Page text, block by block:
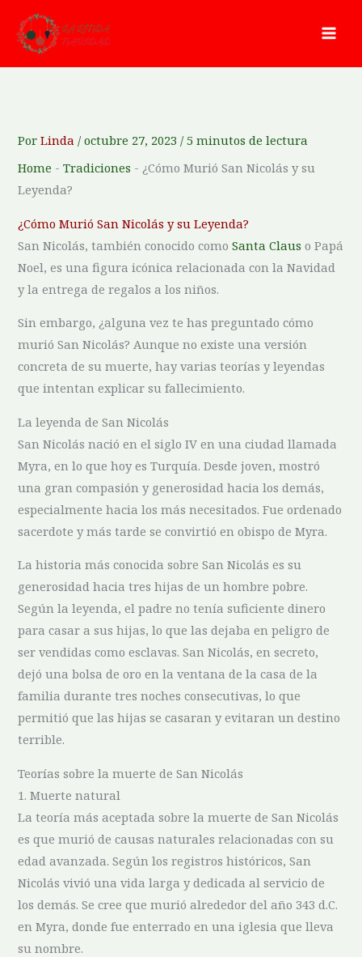
contenido
PorLinda /octubre 27, 2023 /5 minutos de lectura
Home -Tradiciones - ¿Cómo Murió San Nicolás y su
Leyenda?
¿Cómo Murió San Nicolás y su Leyenda?
San Nicolás, también ⁢conocido como​Santa Claus ⁤o Papá
Noel, es ⁤una‌ figura​ icónica relacionada con la Navidad
y​ la entrega de regalos⁤ a los niños.
Sin embargo, ¿alguna vez te has preguntado cómo
murió‍ San Nicolás? Aunque no existe una⁣ versión
concreta de​ su muerte, hay varias teorías y leyendas
que intentan explicar su fallecimiento.
La leyenda de⁢ San Nicolás
San Nicolás nació‌ en el siglo IV en una ciudad llamada
Myra, en lo que hoy es Turquía. Desde ⁤joven, mostró
una gran ⁤compasión y⁤ generosidad hacia⁣ los demás,
especialmente hacia los⁣ más‍ necesitados. Fue ordenado
sacerdote y más tarde se convirtió en obispo de Myra.
La‍ historia más conocida sobre San ⁢Nicolás es ⁤su
generosidad hacia tres hijas ⁢de un hombre⁣ pobre.‌
Según la leyenda, el padre no tenía suficiente dinero
para casar a sus hijas, lo que las dejaba en peligro de
ser vendidas como esclavas. San Nicolás, en secreto,
dejó ‌una bolsa de oro en la ventana de la⁣ casa de la
familia durante tres noches ⁢consecutivas,​ lo que
permitió que las hijas ​se casaran y evitaran un destino
terrible.
Teorías sobre la‍ muerte de San⁤ Nicolás
1. Muerte natural
La teoría más aceptada sobre la muerte de⁢ San Nicolás
es ‍que murió⁣ de causas ⁣naturales relacionadas con su
edad avanzada. Según los registros ‌históricos, San
Nicolás vivió⁣ una vida larga ⁤y dedicada al servicio⁢ de
los demás. Se ⁣cree que murió alrededor del año 343 d.C.
en Myra, donde fue enterrado en una iglesia que lleva
su nombre.